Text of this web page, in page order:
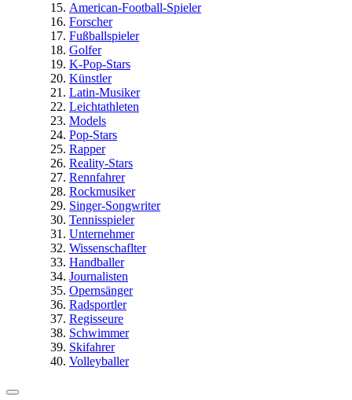
American-Football-Spieler
Forscher
Fußballspieler
Golfer
K-Pop-Stars
Künstler
Latin-Musiker
Leichtathleten
Models
Pop-Stars
Rapper
Reality-Stars
Rennfahrer
Rockmusiker
Singer-Songwriter
Tennisspieler
Unternehmer
Wissenschaflter
Handballer
Journalisten
Opernsänger
Radsportler
Regisseure
Schwimmer
Skifahrer
Volleyballer